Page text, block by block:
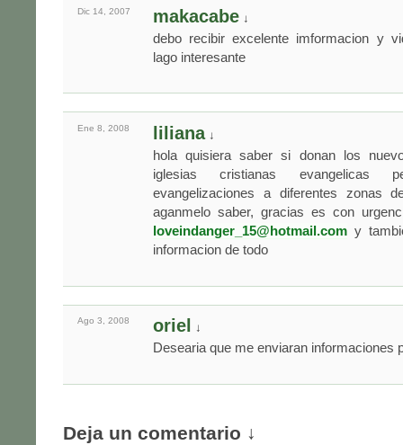
Dic 14, 2007 makacabe ↓
debo recibir excelente imformacion y
lago interesante
Ene 8, 2008 liliana↓
hola quisiera saber si donan los
iglesias cristianas evangelicas
evangelizaciones a diferentes zonas
aganmelo saber, gracias es con
loveindanger_15@hotmail.com y
informacion de todo
Ago 3, 2008 oriel ↓
Desearia que me enviaran informaciones
Deja un comentario ↓